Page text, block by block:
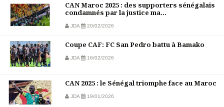
CAN Maroc 2025 : des supporters sénégalais
condamnés par la justice ma...
JDA 20/02/2026
Coupe CAF: FC San Pedro battu à Bamako
JDA 16/02/2026
CAN 2025 : le Sénégal triomphe face au Maroc
JDA 19/01/2026